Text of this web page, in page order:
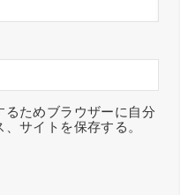
るためブラウザーに自分
サイトを保存する。